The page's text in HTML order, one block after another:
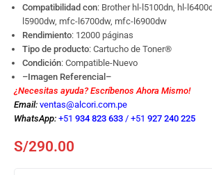
Compatibilidad con: Brother hl-l5100dn, hl-
l5900dw, mfc-l6700dw, mfc-l6900dw
Rendimiento: 12000 páginas
Tipo de producto: Cartucho de Toner®
Condición: Compatible-Nuevo
–Imagen Referencial–
¿Necesitas ayuda? Escríbenos Ahora Mismo!
Email: ventas@alcori.com.pe
WhatsApp: +51 934 823 633 / +51 927 240 225
S/290.00